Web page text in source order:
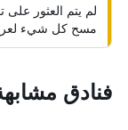
لم يتم العثور على
مسح كل شيء
فنادق